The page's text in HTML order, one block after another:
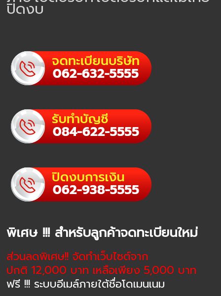
ปิดงบ
พิเศษ !!! สำหรับลูกค้าจดทะเบียนใหม่
ส่วนลดพิเศษ!! จัดทำเว็บไซต์จาก
ปกติ 12,000 บาท เหลือเพียง 5,000 บาท
ฟรี !!! ระบบอีเมล์ภายใต้ชื่อโดเมนเนม